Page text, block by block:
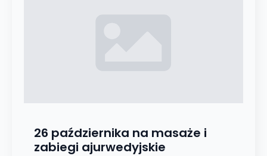
26 października na masaże i
zabiegi ajurwedyjskie